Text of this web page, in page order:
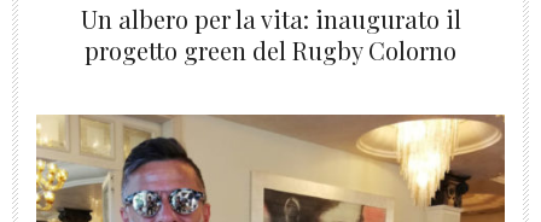
Un albero per la vita: inaugurato il
progetto green del Rugby Colorno